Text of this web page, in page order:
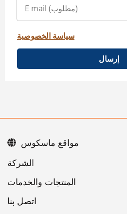
سياسة الخصوصية
إرسال
اتصل بنا
مواقع ماسكوس